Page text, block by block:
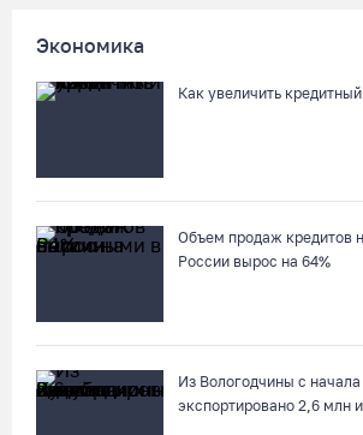
Экономика
Как увеличить
Объем продаж кредитов
России вырос на 64%
Из Вологодчины с
экспортировано 2,6 млн